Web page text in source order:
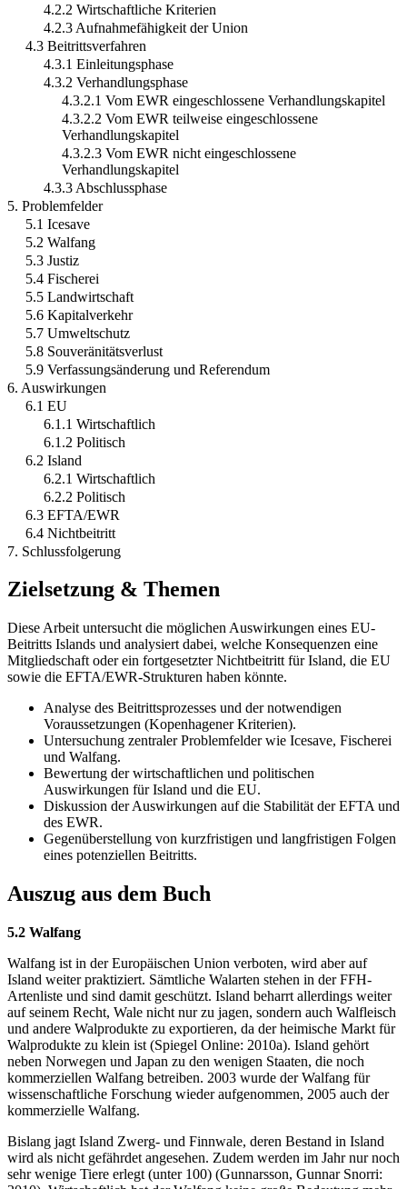
4.2.2 Wirtschaftliche Kriterien
4.2.3 Aufnahmefähigkeit der Union
4.3 Beitrittsverfahren
4.3.1 Einleitungsphase
4.3.2 Verhandlungsphase
4.3.2.1 Vom EWR eingeschlossene Verhandlungskapitel
4.3.2.2 Vom EWR teilweise eingeschlossene
Verhandlungskapitel
4.3.2.3 Vom EWR nicht eingeschlossene
Verhandlungskapitel
4.3.3 Abschlussphase
5. Problemfelder
5.1 Icesave
5.2 Walfang
5.3 Justiz
5.4 Fischerei
5.5 Landwirtschaft
5.6 Kapitalverkehr
5.7 Umweltschutz
5.8 Souveränitätsverlust
5.9 Verfassungsänderung und Referendum
6. Auswirkungen
6.1 EU
6.1.1 Wirtschaftlich
6.1.2 Politisch
6.2 Island
6.2.1 Wirtschaftlich
6.2.2 Politisch
6.3 EFTA/EWR
6.4 Nichtbeitritt
7. Schlussfolgerung
Zielsetzung & Themen
Diese Arbeit untersucht die möglichen Auswirkungen eines EU-
Beitritts Islands und analysiert dabei, welche Konsequenzen eine
Mitgliedschaft oder ein fortgesetzter Nichtbeitritt für Island, die EU
sowie die EFTA/EWR-Strukturen haben könnte.
Analyse des Beitrittsprozesses und der notwendigen
Voraussetzungen (Kopenhagener Kriterien).
Untersuchung zentraler Problemfelder wie Icesave, Fischerei
und Walfang.
Bewertung der wirtschaftlichen und politischen
Auswirkungen für Island und die EU.
Diskussion der Auswirkungen auf die Stabilität der EFTA und
des EWR.
Gegenüberstellung von kurzfristigen und langfristigen Folgen
eines potenziellen Beitritts.
Auszug aus dem Buch
5.2 Walfang
Walfang ist in der Europäischen Union verboten, wird aber auf
Island weiter praktiziert. Sämtliche Walarten stehen in der FFH-
Artenliste und sind damit geschützt. Island beharrt allerdings weiter
auf seinem Recht, Wale nicht nur zu jagen, sondern auch Walfleisch
und andere Walprodukte zu exportieren, da der heimische Markt für
Walprodukte zu klein ist (Spiegel Online: 2010a). Island gehört
neben Norwegen und Japan zu den wenigen Staaten, die noch
kommerziellen Walfang betreiben. 2003 wurde der Walfang für
wissenschaftliche Forschung wieder aufgenommen, 2005 auch der
kommerzielle Walfang.
Bislang jagt Island Zwerg- und Finnwale, deren Bestand in Island
wird als nicht gefährdet angesehen. Zudem werden im Jahr nur noch
sehr wenige Tiere erlegt (unter 100) (Gunnarsson, Gunnar Snorri: